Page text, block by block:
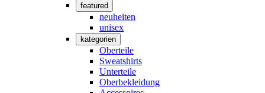
featured
neuheiten
unisex
kategorien
Oberteile
Sweatshirts
Unterteile
Oberbekleidung